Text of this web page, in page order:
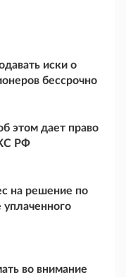
иски о
бессрочно
этом дает право
РФ
на решение по
во внимание